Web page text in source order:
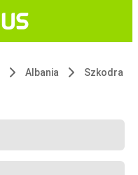
Albania Szkodra